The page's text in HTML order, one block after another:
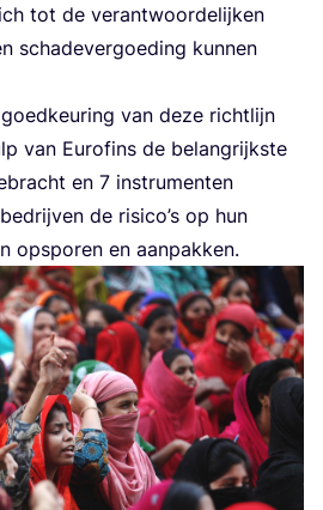
tot de ver­ant­woor­de­lij­ken
scha­de­ver­goe­ding kun­nen
van deze richt­lijn
van Euro­fins de belang­rijk­ste
en 7 instru­men­ten
de risi­co’s op hun
opspo­ren en aanpakken.